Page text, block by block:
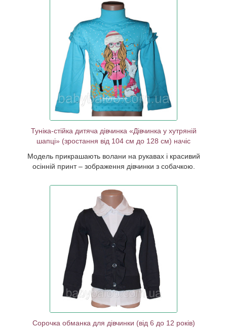
Туніка-стійка дитяча дівчинка «Дівчинка у хутряній
шапці» (зростання від 104 см до 128 см) начіс
Модель прикрашають волани на рукавах і красивий
осінній принт – зображення дівчинки з собачкою.
Сорочка обманка для дівчинки (від 6 до 12 років)